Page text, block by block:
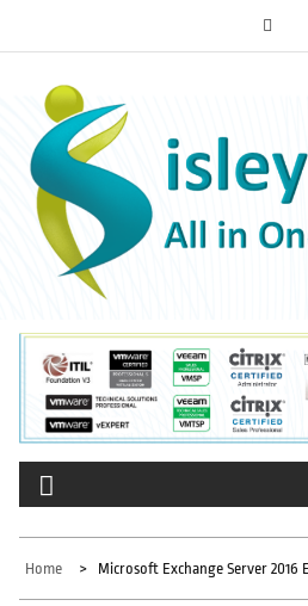
ISLEYEN.NET
All-in-One IT Platform
Home Microsoft Exchange Server 2016